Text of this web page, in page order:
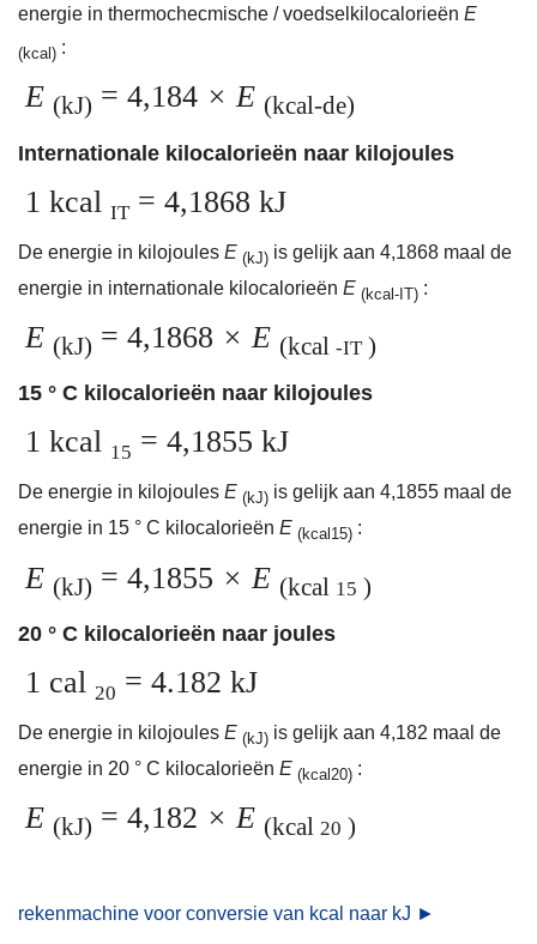
energie in thermochecmische / voedselkilocalorieën E
(kcal) :
E (kJ) = 4,184 × E (kcal-de)
Internationale kilocalorieën naar kilojoules
1 kcal IT= 4,1868 kJ
De energie in kilojoules E (kJ) is gelijk aan 4,1868 maal de
energie in internationale kilocalorieën E (kcal-IT) :
E (kJ) = 4,1868 × E (kcal -IT)
15 ° C kilocalorieën naar kilojoules
1 kcal 15 = 4,1855 kJ
De energie in kilojoules E (kJ) is gelijk aan 4,1855 maal de
energie in 15 ° C kilocalorieën E (kcal15) :
E (kJ) = 4,1855 × E (kcal 15 )
20 ° C kilocalorieën naar joules
1 cal 20 = 4.182 kJ
De energie in kilojoules E (kJ) is gelijk aan 4,182 maal de
energie in 20 ° C kilocalorieën E (kcal20) :
E (kJ) = 4,182 × E (kcal 20 )
rekenmachine voor conversie van kcal naar kJ ►